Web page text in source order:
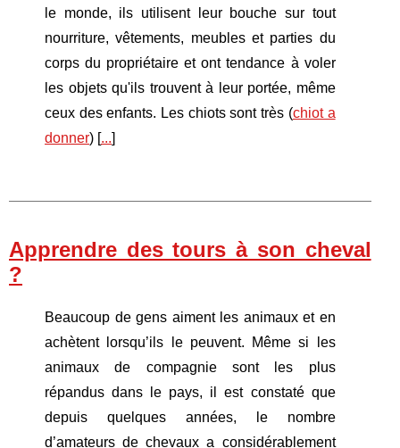
le monde, ils utilisent leur bouche sur tout
nourriture, vêtements, meubles et parties du
corps du propriétaire et ont tendance à voler
les objets qu'ils trouvent à leur portée, même
ceux des enfants. Les chiots sont très (chiot a
donner) [...]
Apprendre des tours à son cheval
?
Beaucoup de gens aiment les animaux et en
achètent lorsqu’ils le peuvent. Même si les
animaux de compagnie sont les plus
répandus dans le pays, il est constaté que
depuis quelques années, le nombre
d’amateurs de chevaux a considérablement